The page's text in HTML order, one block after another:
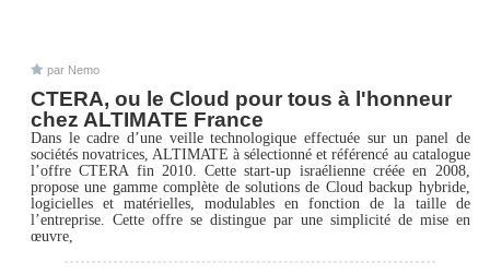
par Nemo
CTERA, ou le Cloud pour tous à l'honneur
chez ALTIMATE France
Dans le cadre d’une veille technologique effectuée sur un panel de
sociétés novatrices, ALTIMATE à sélectionné et référencé au catalogue
l’offre CTERA fin 2010. Cette start-up israélienne créée en 2008,
propose une gamme complète de solutions de Cloud backup hybride,
logicielles et matérielles, modulables en fonction de la taille de
l’entreprise. Cette offre se distingue par une simplicité de mise en
œuvre,